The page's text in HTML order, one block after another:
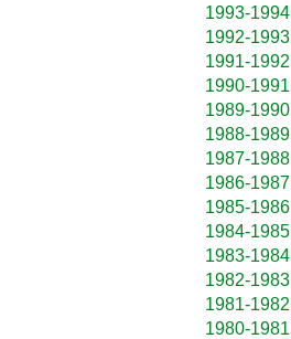
1993-1994
1992-1993
1991-1992
1990-1991
1989-1990
1988-1989
1987-1988
1986-1987
1985-1986
1984-1985
1983-1984
1982-1983
1981-1982
1980-1981